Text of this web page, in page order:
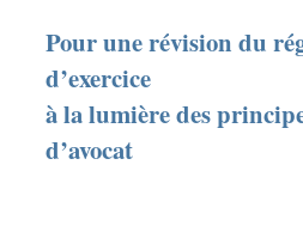
Pour une révision du
d’exercice
à la lumière des
d’avocat